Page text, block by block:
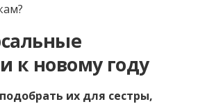
к новому году
их для сестры,